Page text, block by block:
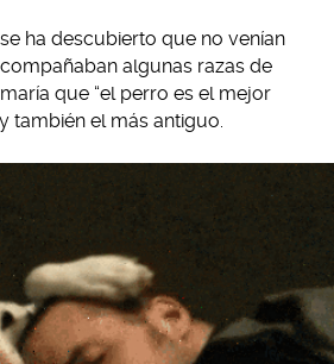
ha descubierto que no venían
algunas razas de
que “el perro es el mejor
también el más antiguo.